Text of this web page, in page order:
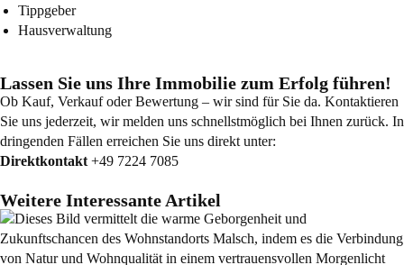
Tippgeber
Hausverwaltung
Lassen Sie uns Ihre Immobilie zum Erfolg führen!
Ob Kauf, Verkauf oder Bewertung – wir sind für Sie da. Kontaktieren
Sie uns jederzeit, wir melden uns schnellstmöglich bei Ihnen zurück. In
dringenden Fällen erreichen Sie uns direkt unter:
Direktkontakt +49 7224 7085
Weitere Interessante Artikel